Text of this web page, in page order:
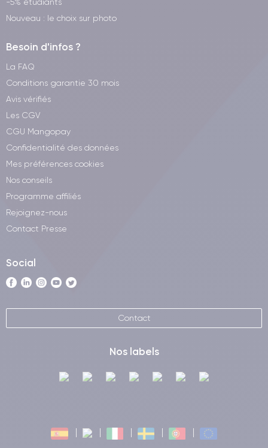
Nouveau : le choix sur photo
Besoin d'infos ?
La FAQ
Conditions garantie 30 mois
Avis vérifiés
Les CGV
CGU Mangopay
Confidentialité des données
Mes préférences cookies
Nos conseils
Programme affiliés
Rejoignez-nous
Contact Presse
Social
Contact
Nos labels